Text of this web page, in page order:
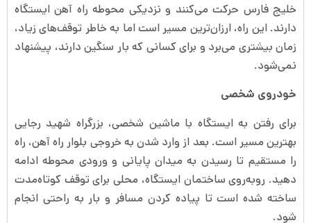
خلیج فارس حرکت می‌کنند و نزدیکی محوطه راه آهن ایستگاه
دارند. این راه، ارزان‌ترین مسیر است اما به خاطر توقف‌های زیاد،
زمان بیشتری می‌برد و برای کسانی که بار سنگین دارند، پیشنهاد
نمی‌شود.
خودروی شخصی
برای رفتن به ایستگاه با ماشین شخصی، بزرگراه شهید رجایی
بهترین مسیر است. بعد از وارد شدن به خروجی بلوار راه آهن، راه
را مستقیم تا رسیدن به میدان پایانی و ورودی محوطه ادامه
دهید. روبه‌روی ساختمان ایستگاه، محلی برای توقف کوتاه‌مدت
ساخته شده است تا پیاده کردن مسافر و بار به راحتی انجام
شود.